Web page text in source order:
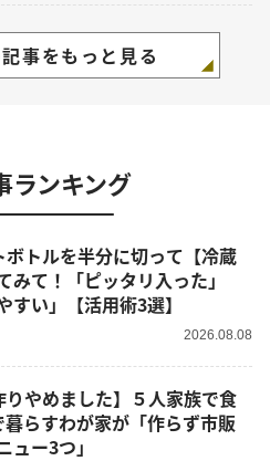
事をもっと見る
ランキング
みて！「ピッタリ入った」
すい」【活用術3選】
2026.08.08
らすわが家が「作らず市販
ュー3つ」